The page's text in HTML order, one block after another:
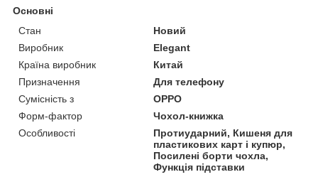
Основні
Стан
Новий
Виробник
Elegant
Країна виробник
Китай
Призначення
Для телефону
Сумісність з
OPPO
Форм-фактор
Чохол-книжка
Особливості
Протиударний, Кишеня для
пластикових карт і купюр,
Посилені борти чохла,
Функція підставки